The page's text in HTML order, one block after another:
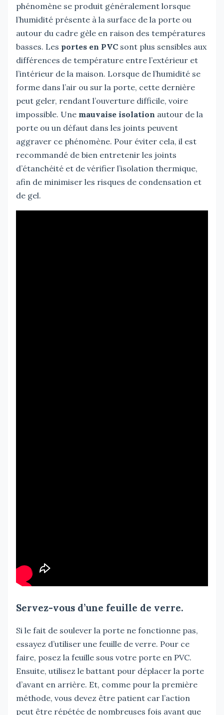
phénomène se produit généralement lorsque
l’humidité présente à la surface de la porte ou
autour du cadre gèle en raison des températures
basses. Les portes en PVC sont plus sensibles aux
différences de température entre l’extérieur et
l’intérieur de la maison. Lorsque de l’humidité se
forme dans l’air ou sur la porte, cette dernière
peut geler, rendant l’ouverture difficile, voire
impossible. Une mauvaise isolation autour de la
porte ou un défaut dans les joints peuvent
aggraver ce phénomène. Pour éviter cela, il est
recommandé de bien entretenir les joints
d’étanchéité et de vérifier l’isolation thermique,
afin de minimiser les risques de condensation et
de gel.
Servez-vous d’une feuille de verre.
Si le fait de soulever la porte ne fonctionne pas,
essayez d’utiliser une feuille de verre. Pour ce
faire, posez la feuille sous votre porte en PVC.
Ensuite, utilisez le battant pour déplacer la porte
d’avant en arrière. Et, comme pour la première
méthode, vous devez être patient car l’action
peut être répétée de nombreuses fois avant que